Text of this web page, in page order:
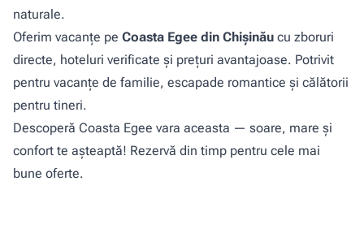
naturale.
Oferim vacanțe pe Coasta Egee din Chișinău cu zboruri
directe, hoteluri verificate și prețuri avantajoase. Potrivit
pentru vacanțe de familie, escapade romantice și călătorii
pentru tineri.
Descoperă Coasta Egee vara aceasta — soare, mare și
confort te așteaptă! Rezervă din timp pentru cele mai
bune oferte.